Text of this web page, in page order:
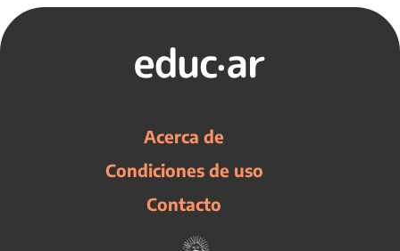
Acerca de
Condiciones de uso
Contacto